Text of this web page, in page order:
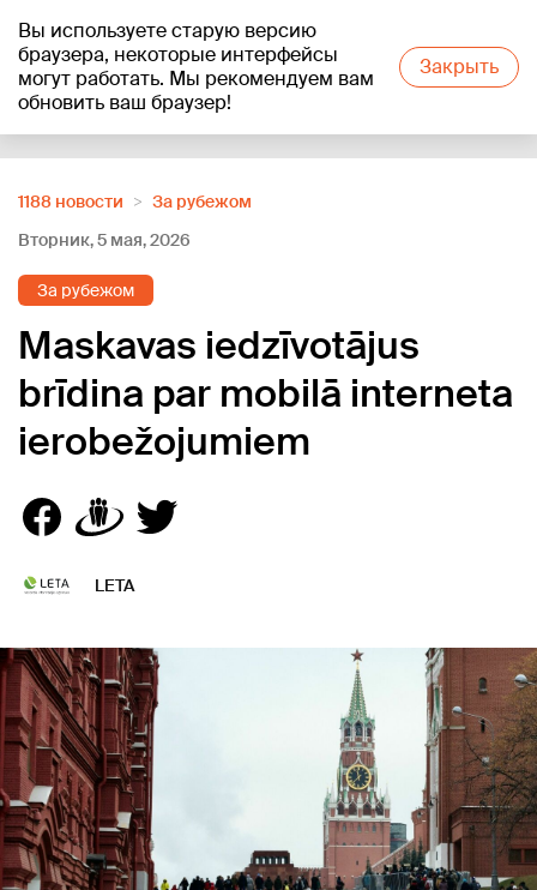
Вы используете старую версию
браузера, некоторые интерфейсы
могут работать. Мы рекомендуем вам
обновить ваш браузер!
Закрыть
+20°C
1188 новости
За рубежом
Вторник, 5 мая, 2026
За рубежом
Maskavas iedzīvotājus
brīdina par mobilā interneta
ierobežojumiem
LETA